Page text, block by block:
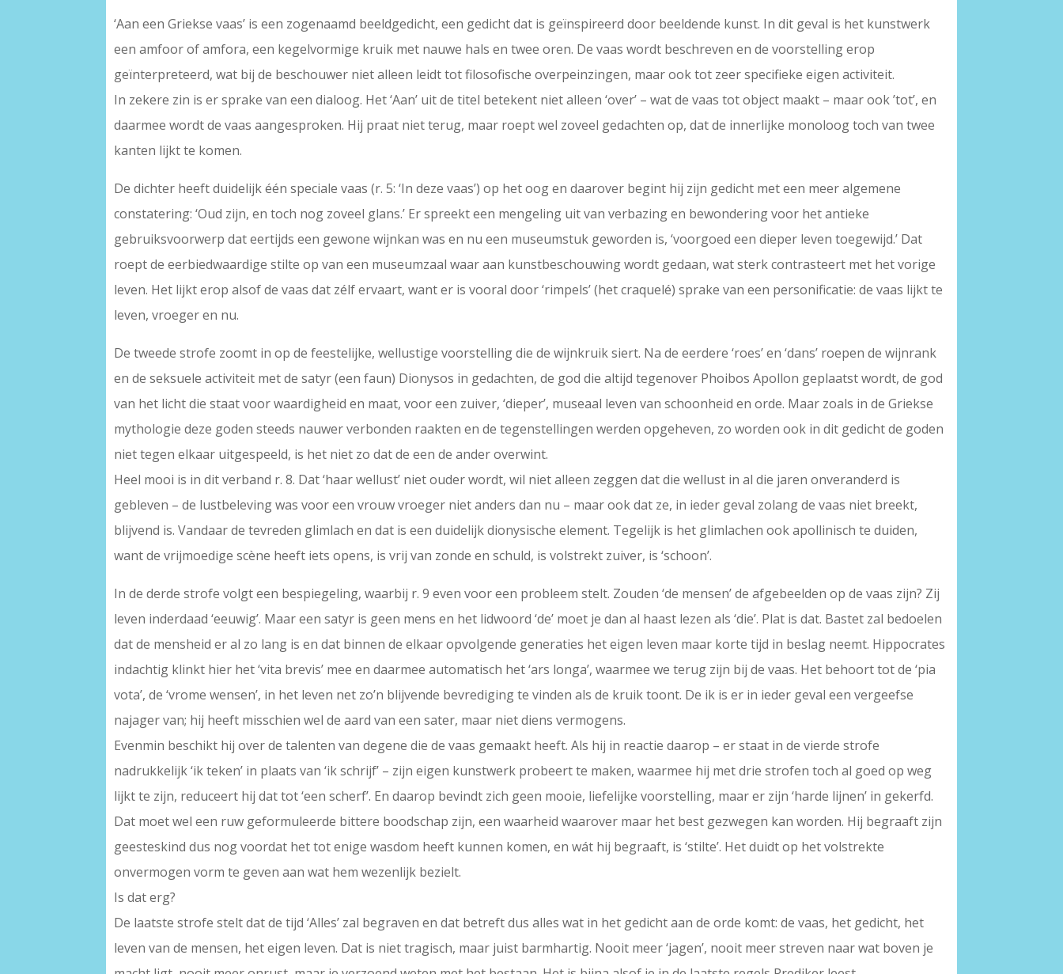
‘Aan een Griekse vaas’ is een zogenaamd beeldgedicht, een gedicht dat is geïnspireerd door beeldende kunst. In dit geval is het kunstwerk
een amfoor of amfora, een kegelvormige kruik met nauwe hals en twee oren. De vaas wordt beschreven en de voorstelling erop
geïnterpreteerd, wat bij de beschouwer niet alleen leidt tot filosofische overpeinzingen, maar ook tot zeer specifieke eigen activiteit.
In zekere zin is er sprake van een dialoog. Het ‘Aan’ uit de titel betekent niet alleen ‘over’ – wat de vaas tot object maakt – maar ook ’tot’, en
daarmee wordt de vaas aangesproken. Hij praat niet terug, maar roept wel zoveel gedachten op, dat de innerlijke monoloog toch van twee
kanten lijkt te komen.
De dichter heeft duidelijk één speciale vaas (r. 5: ‘In deze vaas’) op het oog en daarover begint hij zijn gedicht met een meer algemene
constatering: ‘Oud zijn, en toch nog zoveel glans.’ Er spreekt een mengeling uit van verbazing en bewondering voor het antieke
gebruiksvoorwerp dat eertijds een gewone wijnkan was en nu een museumstuk geworden is, ‘voorgoed een dieper leven toegewijd.’ Dat
roept de eerbiedwaardige stilte op van een museumzaal waar aan kunstbeschouwing wordt gedaan, wat sterk contrasteert met het vorige
leven. Het lijkt erop alsof de vaas dat zélf ervaart, want er is vooral door ‘rimpels’ (het craquelé) sprake van een personificatie: de vaas lijkt te
leven, vroeger en nu.
De tweede strofe zoomt in op de feestelijke, wellustige voorstelling die de wijnkruik siert. Na de eerdere ‘roes’ en ‘dans’ roepen de wijnrank
en de seksuele activiteit met de satyr (een faun) Dionysos in gedachten, de god die altijd tegenover Phoibos Apollon geplaatst wordt, de god
van het licht die staat voor waardigheid en maat, voor een zuiver, ‘dieper’, museaal leven van schoonheid en orde. Maar zoals in de Griekse
mythologie deze goden steeds nauwer verbonden raakten en de tegenstellingen werden opgeheven, zo worden ook in dit gedicht de goden
niet tegen elkaar uitgespeeld, is het niet zo dat de een de ander overwint.
Heel mooi is in dit verband r. 8. Dat ‘haar wellust’ niet ouder wordt, wil niet alleen zeggen dat die wellust in al die jaren onveranderd is
gebleven – de lustbeleving was voor een vrouw vroeger niet anders dan nu – maar ook dat ze, in ieder geval zolang de vaas niet breekt,
blijvend is. Vandaar de tevreden glimlach en dat is een duidelijk dionysische element. Tegelijk is het glimlachen ook apollinisch te duiden,
want de vrijmoedige scène heeft iets opens, is vrij van zonde en schuld, is volstrekt zuiver, is ‘schoon’.
In de derde strofe volgt een bespiegeling, waarbij r. 9 even voor een probleem stelt. Zouden ‘de mensen’ de afgebeelden op de vaas zijn? Zij
leven inderdaad ‘eeuwig’. Maar een satyr is geen mens en het lidwoord ‘de’ moet je dan al haast lezen als ‘die’. Plat is dat. Bastet zal bedoelen
dat de mensheid er al zo lang is en dat binnen de elkaar opvolgende generaties het eigen leven maar korte tijd in beslag neemt. Hippocrates
indachtig klinkt hier het ‘vita brevis’ mee en daarmee automatisch het ‘ars longa’, waarmee we terug zijn bij de vaas. Het behoort tot de ‘pia
vota’, de ‘vrome wensen’, in het leven net zo’n blijvende bevrediging te vinden als de kruik toont. De ik is er in ieder geval een vergeefse
najager van; hij heeft misschien wel de aard van een sater, maar niet diens vermogens.
Evenmin beschikt hij over de talenten van degene die de vaas gemaakt heeft. Als hij in reactie daarop – er staat in de vierde strofe
nadrukkelijk ‘ik teken’ in plaats van ‘ik schrijf’ – zijn eigen kunstwerk probeert te maken, waarmee hij met drie strofen toch al goed op weg
lijkt te zijn, reduceert hij dat tot ‘een scherf’. En daarop bevindt zich geen mooie, liefelijke voorstelling, maar er zijn ‘harde lijnen’ in gekerfd.
Dat moet wel een ruw geformuleerde bittere boodschap zijn, een waarheid waarover maar het best gezwegen kan worden. Hij begraaft zijn
geesteskind dus nog voordat het tot enige wasdom heeft kunnen komen, en wát hij begraaft, is ‘stilte’. Het duidt op het volstrekte
onvermogen vorm te geven aan wat hem wezenlijk bezielt.
Is dat erg?
De laatste strofe stelt dat de tijd ‘Alles’ zal begraven en dat betreft dus alles wat in het gedicht aan de orde komt: de vaas, het gedicht, het
leven van de mensen, het eigen leven. Dat is niet tragisch, maar juist barmhartig. Nooit meer ‘jagen’, nooit meer streven naar wat boven je